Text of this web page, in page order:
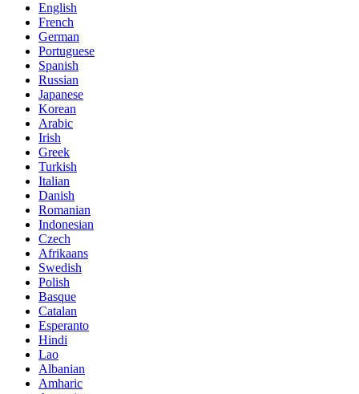
English
French
German
Portuguese
Spanish
Russian
Japanese
Korean
Arabic
Irish
Greek
Turkish
Italian
Danish
Romanian
Indonesian
Czech
Afrikaans
Swedish
Polish
Basque
Catalan
Esperanto
Hindi
Lao
Albanian
Amharic